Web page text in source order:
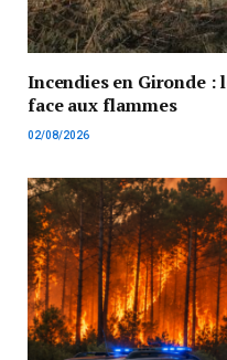
Incendies en Gironde :
face aux flammes
02/08/2026